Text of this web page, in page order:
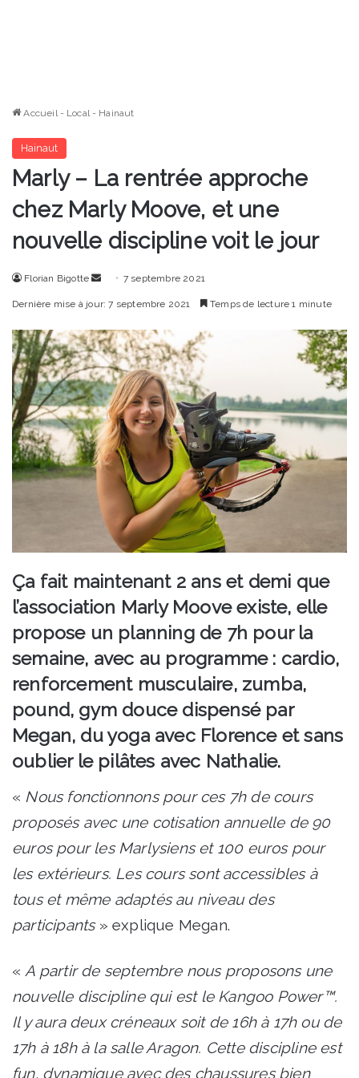
Accueil - Local - Hainaut
Hainaut
Marly – La rentrée approche
chez Marly Moove, et une
nouvelle discipline voit le jour
Florian Bigotte
Envoyer7 septembre 2021
Dernière mise à jour: 7 septembre 2021 Temps de lecture 1 minute
Ça fait maintenant 2 ans et demi que
l’association Marly Moove existe, elle
propose un planning de 7h pour la
semaine, avec au programme : cardio,
renforcement musculaire, zumba,
pound, gym douce dispensé par
Megan, du yoga avec Florence et sans
oublier le pilâtes avec Nathalie.
« Nous fonctionnons pour ces 7h de cours
proposés avec une cotisation annuelle de 90
euros pour les Marlysiens et 100 euros pour
les extérieurs. Les cours sont accessibles à
tous et même adaptés au niveau des
participants» explique Megan.
« A partir de septembre nous proposons une
nouvelle discipline qui est le Kangoo Power™.
Il y aura deux créneaux soit de 16h à 17h ou de
17h à 18h à la salle Aragon. Cette discipline est
fun, dynamique avec des chaussures bien